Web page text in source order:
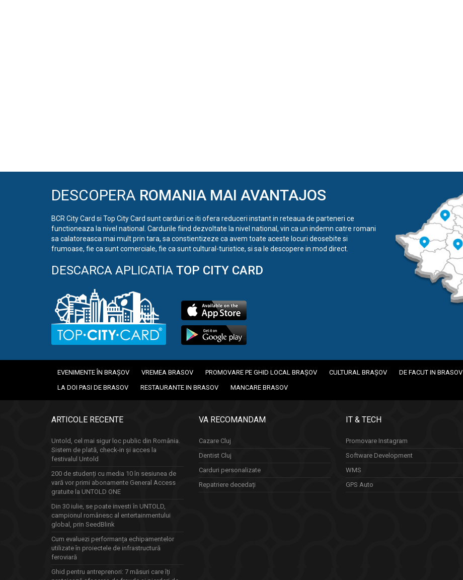
DESCOPERA ROMANIA MAI AVANTAJOS
BCR City Card si Top City Card sunt carduri ce iti ofera reduceri instant in reteaua de parteneri ce
functioneaza la nivel national. Cardurile fiind dezvoltate la nivel national, vin ca un indemn catre romani
sa calatoreasca mai mult prin tara, sa constientizeze ca avem toate aceste locuri deosebite si
frumoase, fie ca sunt comerciale, fie ca sunt cultural-turistice, si sa le descopere in mod direct.
DESCARCA APLICATIA TOP CITY CARD
EVENIMENTE ÎN BRAȘOV VREMEA BRASOV PROMOVARE PE GHID LOCAL BRAȘOV CULTURAL BRAȘOV DE FACUT IN BRASOV
LA DOI PASI DE BRASOV
RESTAURANTE IN BRASOV MANCARE BRASOV
ARTICOLE RECENTE
Untold, cel mai sigur loc public din România.
Sistem de plată, check-in și acces la
festivalul Untold
200 de studenți cu media 10 în sesiunea de
vară vor primi abonamente General Access
gratuite la UNTOLD ONE
Din 30 iulie, se poate investi în UNTOLD,
campionul românesc al entertainmentului
global, prin SeedBlink
Cum evaluezi performanța echipamentelor
utilizate în proiectele de infrastructură
feroviară
Ghid pentru antreprenori: 7 măsuri care îți
VA RECOMANDAM
Cazare Cluj
Dentist Cluj
Carduri personalizate
Repatriere decedați
IT & TECH
Promovare Instagram
Software Development
WMS
GPS Auto